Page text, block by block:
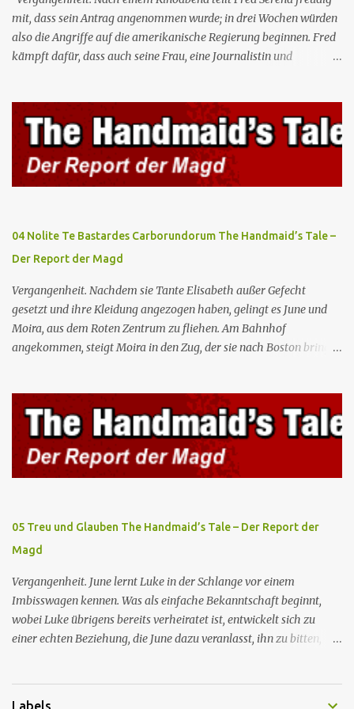
mit, dass sein Antrag angenommen wurde; in drei Wochen würden
also die Angriffe auf die amerikanische Regierung beginnen. Fred
kämpft dafür, dass auch seine Frau, eine Journalistin und
Teilnahme von Frauen weiterhin entschieden ab. Gegenwart. Die
Waterfords beherbergen eine Delegation aus Mexiko, um ein für
Gilead lebenswichtiges Handelsabkommen zu unterzeichnen.
Botschafterin Castillo konfrontiert Serena mit ihrem Buch „Der
Platz einer Frau”, das als Manifest von Gilead gilt und einen
oberstes Gut die Fortpflanzung ist. June und andere Mägde werden
wo Serena stolz die „Kinder von Gilead” vorstellt. June nutzt die
Gelegenheit, mit Castillo unter vier Augen zu sprechen, ...
04 Nolite Te Bastardes Carborundorum The Handmaid’s Tale –
Der Report der Magd
Vergangenheit. Nachdem sie Tante Elisabeth außer Gefecht
gesetzt und ihre Kleidung angezogen haben, gelingt es June und
Moira, aus dem Roten Zentrum zu fliehen. Am Bahnhof
angekommen, steigt Moira in den Zug, der sie nach Boston bringen
Elisabeth sie mit der Peitsche bestraft. Gegenwart. June ist seit
dreizehn Tagen in ihrem Zimmer eingesperrt und entdeckt im
Kleiderschrank die Inschrift „Nolite te bastardes carborundorum”,
die wahrscheinlich von der Magd Difred hinterlassen wurde, die
vor ihr dort war. In Erwartung der Zeremonie bringt Serena June
Fred unfruchtbar ist und nur sie für eine ausbleibende
Schwangerschaft verantwortlich gemacht würde. June lehnt ab,
auch wenn dies das Scheitern der Zeremonie bedeutet. Während
des versprochenen Scrabble-Spiels fragt June Fred nach der
Bedeutung des lat...
05 Treu und Glauben The Handmaid’s Tale – Der Report der
Magd
Vergangenheit. June lernt Luke in der Schlange vor einem
Imbisswagen kennen. Was als einfache Bekanntschaft beginnt,
wobei Luke übrigens bereits verheiratet ist, entwickelt sich zu
einer echten Beziehung, die June dazu veranlasst, ihn zu bitten,
Labels